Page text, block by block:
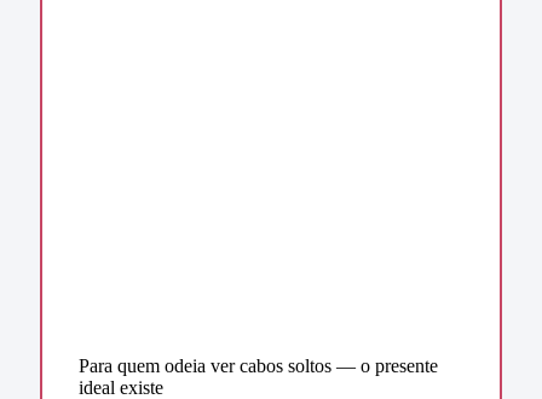
Para quem odeia ver cabos soltos — o presente
ideal existe